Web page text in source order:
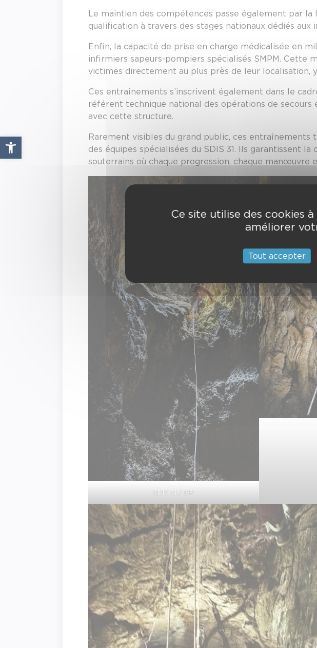
Ouvrir la barre d’outils
Le maintien des compétences passe également par
qualification à travers des stages nationaux dédiés
Enfin, la capacité de prise en charge médicalisée en
infirmiers sapeurs-pompiers spécialisés SMPM. Cette
victimes directement au plus près de leur localisation,
Ces entraînements s’inscrivent également dans le
référent technique national des opérations de
avec cette structure.
Rarement visibles du grand public, ces
des équipes spécialisées du SDIS 31. Ils garantissent
souterrains où chaque progression, chaque
SDIS 31 / DR
Ce site utilise des cookies
améliorer
Tout accepter